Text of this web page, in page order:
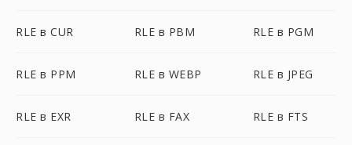
RLE в CUR RLE в PBM RLE в PGM
RLE в PPM RLE в WEBP RLE в JPEG
RLE в EXR RLE в FAX RLE в FTS